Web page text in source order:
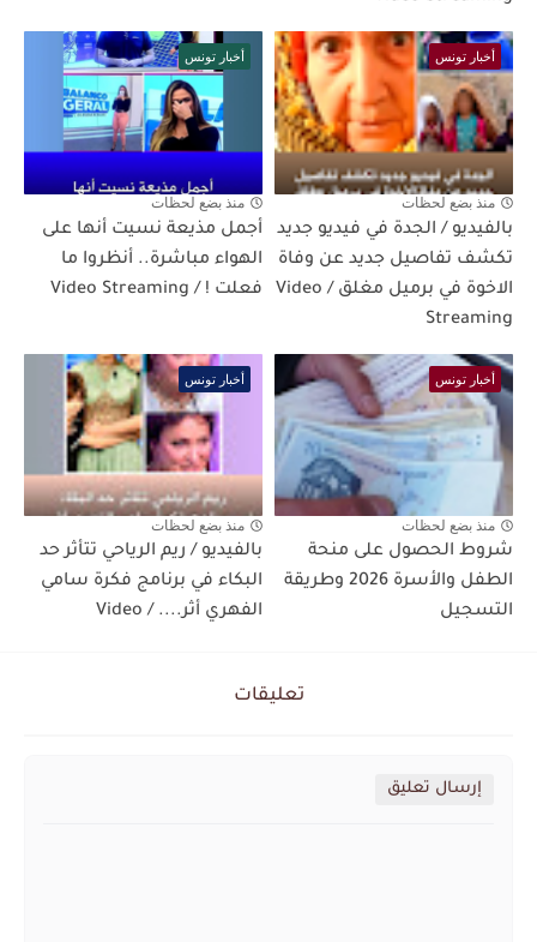
أخبار تونس
منذ بضع لحظات
بالفيديو / الجدة في فيديو جديد
تكشف تفاصيل جديد عن وفاة
الاخوة في برميل مغلق / Video
Streaming
أخبار تونس
منذ بضع لحظات
أجمل مذيعة نسيت أنها على
الهواء مباشرة.. أنظروا ما
فعلت ! / Video Streaming
أخبار تونس
منذ بضع لحظات
شروط الحصول على منحة
الطفل والأسرة 2026 وطريقة
التسجيل
أخبار تونس
منذ بضع لحظات
بالفيديو / ريم الرياحي تتأثر حد
البكاء في برنامج فكرة سامي
الفهري أثر.... / Video
تعليقات
إرسال تعليق